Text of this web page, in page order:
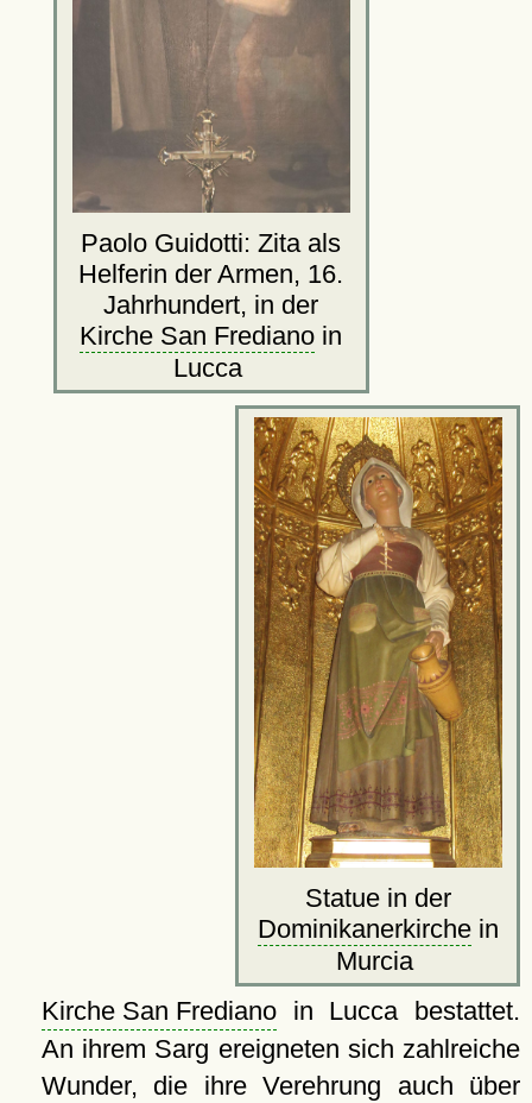
Paolo Guidotti: Zita als
Helferin der Armen, 16.
Jahrhundert, in der
Kirche San Frediano in
Lucca
Statue in der
Dominikanerkirchein
Murcia
Kirche San Fredianoin Lucca bestattet.
An ihrem Sarg ereigneten sich zahlreiche
Wunder, die ihre Verehrung auch über